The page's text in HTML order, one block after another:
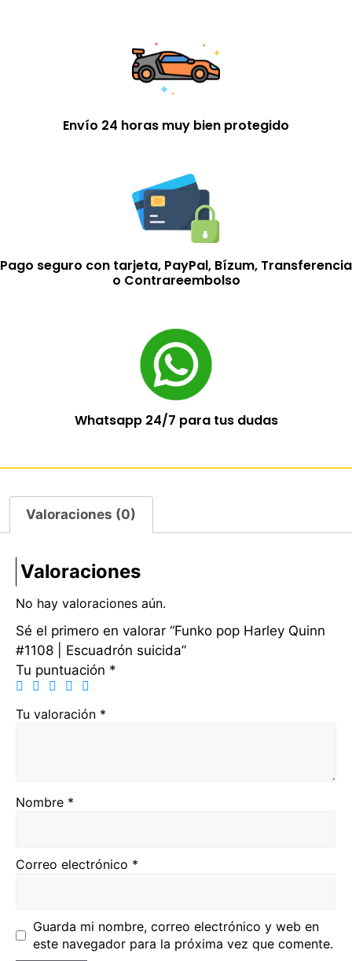
Envío 24 horas muy bien protegido
Pago seguro con tarjeta, PayPal, Bízum, Transferencia
o Contrareembolso
Whatsapp 24/7 para tus dudas
Valoraciones (0)
Valoraciones
No hay valoraciones aún.
Sé el primero en valorar “Funko pop Harley Quinn
#1108 | Escuadrón suicida”
Tu puntuación *
Tu valoración *
Nombre *
Correo electrónico *
Guarda mi nombre, correo electrónico y web en
este navegador para la próxima vez que comente.